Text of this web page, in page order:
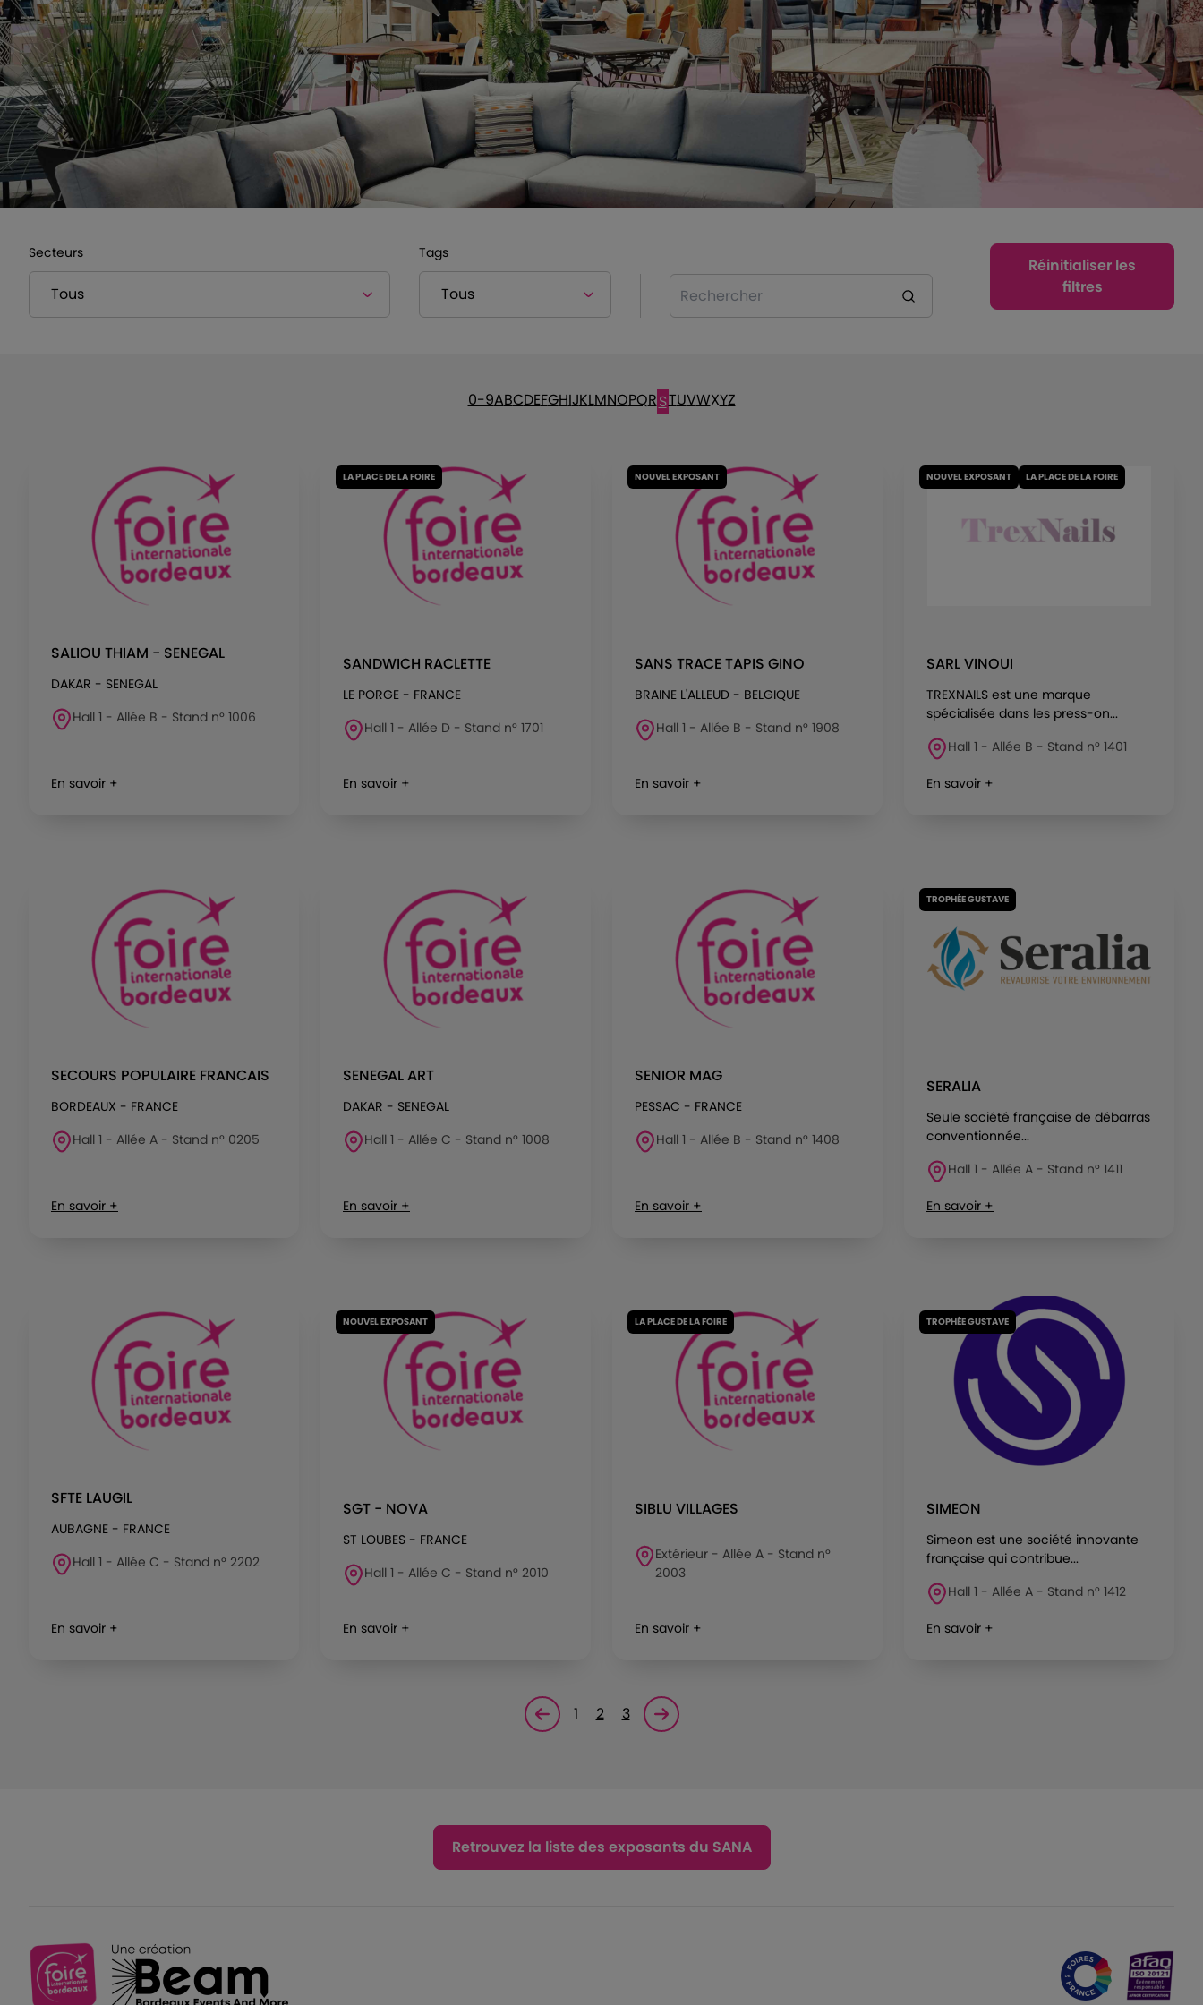
Secteurs Tags
Rechercher
Réinitialiser les
filtres
0-9ABCDEFGHIJKLMNOPQRSTUVWXYZ
SALIOU THIAM - SENEGAL
DAKAR - SENEGAL
Hall 1 - Allée B - Stand n° 1006
En savoir +
LA PLACE DE LA FOIRE
SANDWICH RACLETTE
LE PORGE - FRANCE
Hall 1 - Allée D - Stand n° 1701
En savoir +
NOUVEL EXPOSANT
SANS TRACE TAPIS GINO
BRAINE L'ALLEUD - BELGIQUE
Hall 1 - Allée B - Stand n° 1908
En savoir +
NOUVEL EXPOSANT LA PLACE DE LA FOIRE
SARL VINOUI
TREXNAILS est une marque
spécialisée dans les press-on...
Hall 1 - Allée B - Stand n° 1401
En savoir +
SECOURS POPULAIRE FRANCAIS
BORDEAUX - FRANCE
Hall 1 - Allée A - Stand n° 0205
En savoir +
SENEGAL ART
DAKAR - SENEGAL
Hall 1 - Allée C - Stand n° 1008
En savoir +
SENIOR MAG
PESSAC - FRANCE
Hall 1 - Allée B - Stand n° 1408
En savoir +
TROPHÉE GUSTAVE
SERALIA
Seule société française de débarras
conventionnée...
Hall 1 - Allée A - Stand n° 1411
En savoir +
SFTE LAUGIL
AUBAGNE - FRANCE
Hall 1 - Allée C - Stand n° 2202
En savoir +
NOUVEL EXPOSANT
SGT - NOVA
ST LOUBES - FRANCE
Hall 1 - Allée C - Stand n° 2010
En savoir +
LA PLACE DE LA FOIRE
SIBLU VILLAGES
Extérieur - Allée A - Stand n°
2003
En savoir +
TROPHÉE GUSTAVE
SIMEON
Simeon est une société innovante
française qui contribue...
Hall 1 - Allée A - Stand n° 1412
En savoir +
Page précédente
1 2 3 Page suivante<
Retrouvez la liste des exposants du SANA